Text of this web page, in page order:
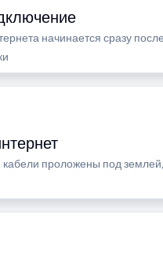
начинается сразу после
кабели проложены под